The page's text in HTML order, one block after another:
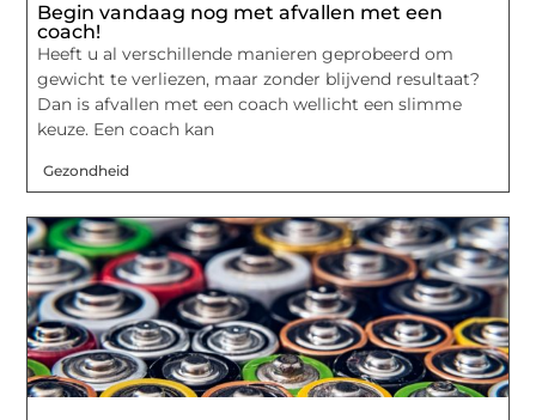
Begin vandaag nog met afvallen met een
coach!
Heeft u al verschillende manieren geprobeerd om
gewicht te verliezen, maar zonder blijvend resultaat?
Dan is afvallen met een coach wellicht een slimme
keuze. Een coach kan
Gezondheid